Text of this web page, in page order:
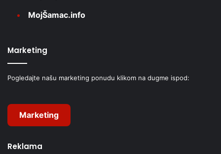
MojŠamac.info
Marketing
Pogledajte našu marketing ponudu klikom na dugme ispod:
Marketing
Reklama